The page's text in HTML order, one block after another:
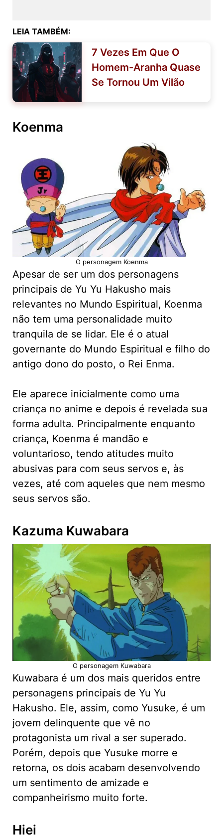
LEIA TAMBÉM:
7 Vezes Em Que O
Homem-Aranha Quase
Se Tornou Um Vilão
Koenma
O personagem Koenma
Apesar de ser um dos personagens
principais de Yu Yu Hakusho mais
relevantes no Mundo Espiritual, Koenma
não tem uma personalidade muito
tranquila de se lidar. Ele é o atual
governante do Mundo Espiritual e filho do
antigo dono do posto, o Rei Enma.
Ele aparece inicialmente como uma
criança no anime e depois é revelada sua
forma adulta. Principalmente enquanto
criança, Koenma é mandão e
voluntarioso, tendo atitudes muito
abusivas para com seus servos e, às
vezes, até com aqueles que nem mesmo
seus servos são.
Kazuma Kuwabara
O personagem Kuwabara
Kuwabara é um dos mais queridos entre
personagens principais de Yu Yu
Hakusho. Ele, assim, como Yusuke, é um
jovem delinquente que vê no
protagonista um rival a ser superado.
Porém, depois que Yusuke morre e
retorna, os dois acabam desenvolvendo
um sentimento de amizade e
companheirismo muito forte.
Hiei